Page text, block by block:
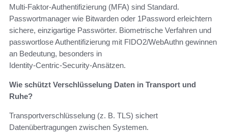
Multi‑Faktor‑Authentifizierung (MFA) sind Standard.
Passwortmanager wie Bitwarden oder 1Password erleichtern
sichere, einzigartige Passwörter. Biometrische Verfahren und
passwortlose Authentifizierung mit FIDO2/WebAuthn gewinnen
an Bedeutung, besonders in
Identity‑Centric‑Security‑Ansätzen.
Wie schützt Verschlüsselung Daten in Transport und
Ruhe?
Transportverschlüsselung (z. B. TLS) sichert
Datenübertragungen zwischen Systemen.